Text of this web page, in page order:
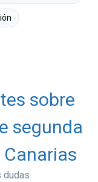
sobre
segunda
dudas